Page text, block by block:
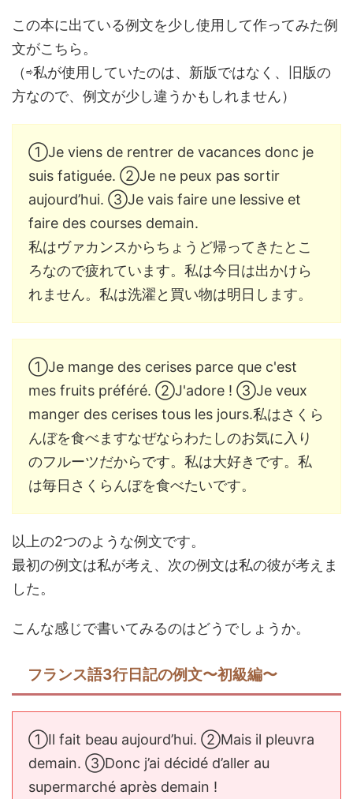
この本に出ている例文を少し使用して作ってみた例
文がこちら。
（⇨私が使用していたのは、新版ではなく、旧版の
方なので、例文が少し違うかもしれません）
①Je viens de rentrer de vacances donc je
suis fatiguée. ②Je ne peux pas sortir
aujourd’hui. ③Je vais faire une lessive et
faire des courses demain.
私はヴァカンスからちょうど帰ってきたとこ
ろなので疲れています。私は今日は出かけら
れません。私は洗濯と買い物は明日します。
①Je mange des cerises parce que c'est
mes fruits préféré. ②J'adore ! ③Je veux
manger des cerises tous les jours.私はさくら
んぼを食べますなぜならわたしのお気に入り
のフルーツだからです。私は大好きです。私
は毎日さくらんぼを食べたいです。
以上の2つのような例文です。
最初の例文は私が考え、次の例文は私の彼が考えま
した。
こんな感じで書いてみるのはどうでしょうか。
フランス語3行日記の例文〜初級編〜
①Il fait beau aujourd’hui. ②Mais il pleuvra
demain. ③Donc j’ai décidé d’aller au
supermarché après demain !